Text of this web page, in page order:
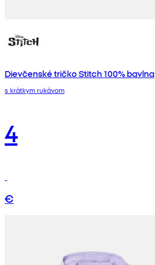
Dievčenské tričko Stitch 100% bavlna
s krátkym rukávom
4
€